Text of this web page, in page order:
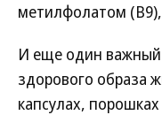
метилфолатом
И еще один важный
здорового образа
капсулах,